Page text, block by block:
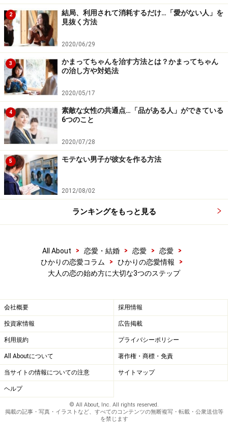
大人の恋の始め方1：恋のきっかけを作る
仕事絡みの飲み会にも、恋の出会いのチャンスあり！
積極的に出会いたい場合は、独身男性が集まる、所謂“出
会いの場”に行った方が恋を掴みやすいでしょう。
ただ、「そういった場は気が重い、日常生活の延長で出
会いたい」という人は、新たな出会いがありそうな、仕
事関係者の飲み会には、積極的に参加をするようにしま
しょう。また同業種交流会や異業種交流会なども、ネッ
ト検索すると出てくるので、参加してみるものいいでし
るわけではありませんが、時には、恋の出会いがなくて
も、それ以上に仕事で収穫がある場合もあります。また
婚活パーティーなどとは違って、気軽に参加できるの
ただ、こういった会で恋のチャンス掴むには、いくつか
ポイントがあります。
■あからさまに恋の出会いを探している態度はとらない
こと。
■女性らしい格好をしていくこと。
■会話上手を心がけること（聞き上手になる。下ネタに
は参加しない、など）
■タイプの男性がいたら、近くの席に座ること。
2
結局、利用されて消耗するだけ…「愛がない人」を
見抜く方法
2020/06/29
3
かまってちゃんを治す方法とは？かまってちゃん
の治し方や対処法
2020/05/17
4
素敵な女性の共通点…「品がある人」ができている
6つのこと
2020/07/28
5 モテない男子が彼女を作る方法
2012/08/02
ランキングをもっと見る
All About > 恋愛・結婚 > 恋愛 > 恋愛
>
ひかりの恋愛コラム
> ひかりの恋愛情報
>
大人の恋の始め方に大切な3つのステップ
会社概要 採用情報
投資家情報 広告掲載
利用規約 プライバシーポリシー
All Aboutについて 著作権・商標・免責
当サイトの情報についての注意 サイトマップ
ヘルプ
© All About, Inc. All rights reserved.
掲載の記事・写真・イラストなど、すべてのコンテンツの無断複写・転載・公衆送信等
を禁じます